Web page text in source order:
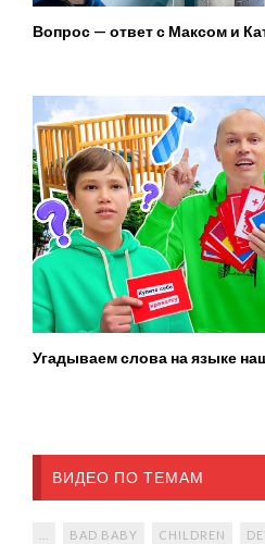
Вопрос — ответ с Максом и
Угадываем слова на языке
ВИДЕО ПО ТЕМАМ
BAD BABY CHILDREN